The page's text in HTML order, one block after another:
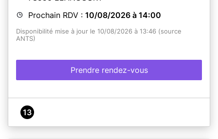
Prochain RDV : 10/08/2026 à 14:00
Disponibilité mise à jour le 10/08/2026 à 13:46 (source
ANTS)
Prendre rendez-vous
13